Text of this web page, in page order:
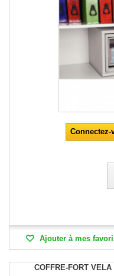
Ajouter à mes
COFFRE-FORT